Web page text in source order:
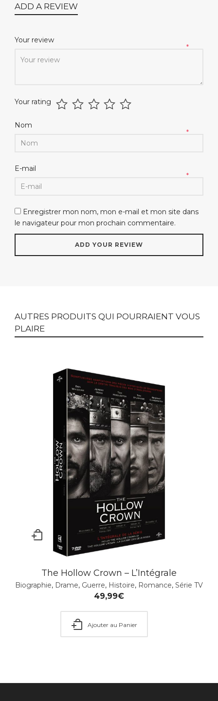
ADD A REVIEW
Your review
*
Your rating
Nom
*
E-mail
*
Enregistrer mon nom, mon e-mail et mon site dans
le navigateur pour mon prochain commentaire.
AUTRES PRODUITS QUI POURRAIENT VOUS
PLAIRE
The Hollow Crown – L’Intégrale
Biographie, Drame, Guerre, Histoire, Romance, Série TV
49,99€
Ajouter au Panier